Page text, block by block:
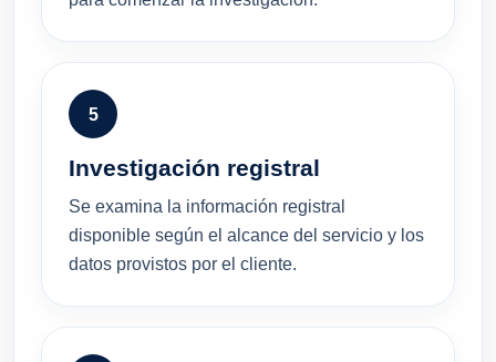
5
Investigación registral
Se examina la información registral
disponible según el alcance del servicio y los
datos provistos por el cliente.